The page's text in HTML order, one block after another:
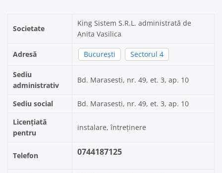
Societate
King Sistem S.R.L. administrată de
Anita Vasilica
Adresă București Sectorul 4
Sediu
administrativ
Bd. Marasesti, nr. 49, et. 3, ap. 10
Sediu social
Bd. Marasesti, nr. 49, et. 3, ap. 10
Licențiată
pentru
instalare, întreținere
Telefon 0744187125